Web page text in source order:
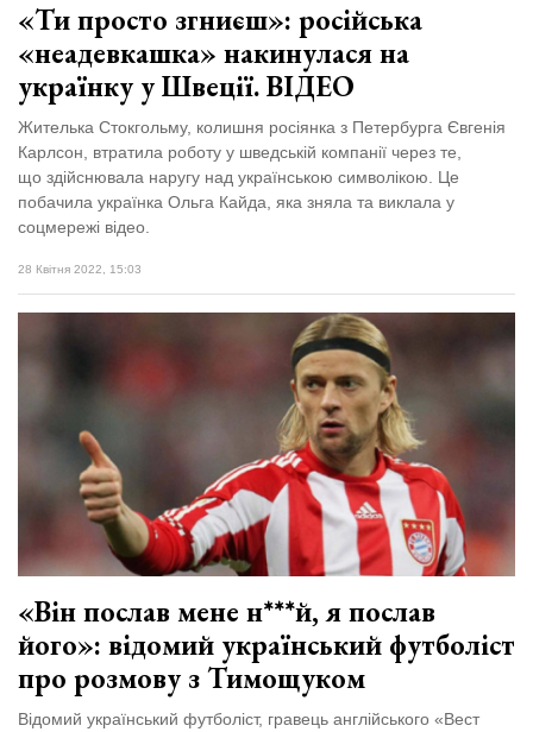
«Ти просто згниєш»: російська
«неадевкашка» накинулася на
українку у Швеції. ВІДЕО
Жителька Стокгольму, колишня росіянка з Петербурга Євгенія
Карлсон, втратила роботу у шведській компанії через те,
що здійснювала наругу над українською символікою. Це
побачила українка Ольга Кайда, яка зняла та виклала у
соцмережі відео.
28 Квітня 2022, 15:03
«Він послав мене н***й, я послав
його»: відомий український футболіст
про розмову з Тимощуком
Відомий український футболіст, гравець англійського «Вест